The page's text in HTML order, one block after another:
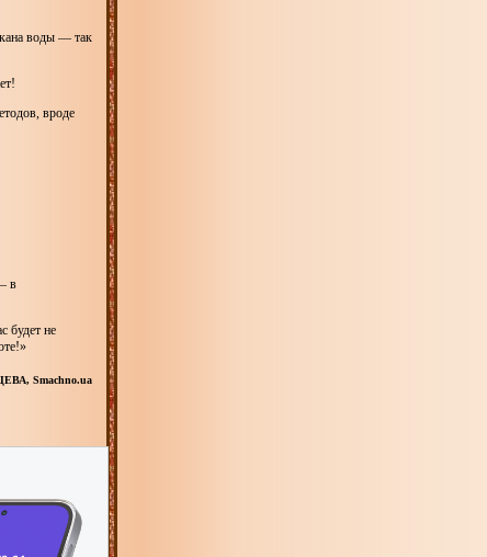
воды — так
вроде
в
будет не
Smachno.ua